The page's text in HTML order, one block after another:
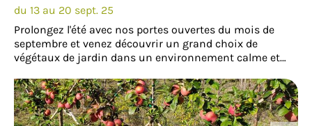
du 13 au 20 sept. 25
Prolongez l'été avec nos portes ouvertes du mois de
septembre et venez découvrir un grand choix de
végétaux de jardin dans un environnement calme et
fruits, plantes vivaces, arbres et arbustes…